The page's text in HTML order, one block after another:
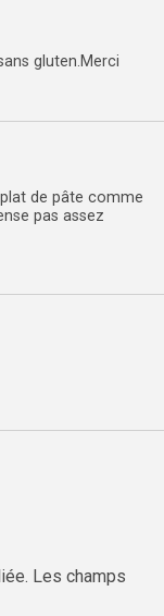
gluten.Merci
de pâte comme
pas assez
Les champs